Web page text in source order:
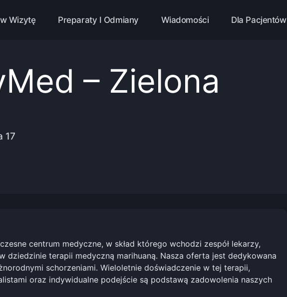
Wizytę Preparaty I Odmiany Wiadomości Dla Pacjentów
– Zielona
17
centrum medyczne, w skład którego wchodzi zespół lekarzy,
dziedzinie terapii medyczną marihuaną. Nasza oferta jest dedykowana
schorzeniami. Wieloletnie doświadczenie w tej terapii,
oraz indywidualne podejście są podstawą zadowolenia naszych